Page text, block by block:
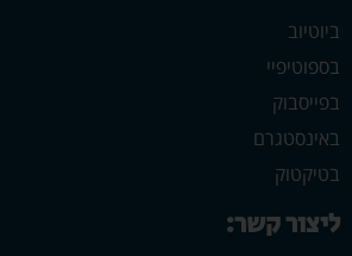
ביוטיוב
בספוטיפיי
בפייסבוק
באינסטגרם
בטיקטוק
ליצור קשר: